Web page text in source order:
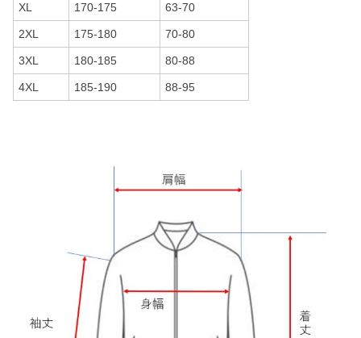
XL 170-175 63-70
2XL 175-180 70-80
3XL 180-185 80-88
4XL 185-190 88-95